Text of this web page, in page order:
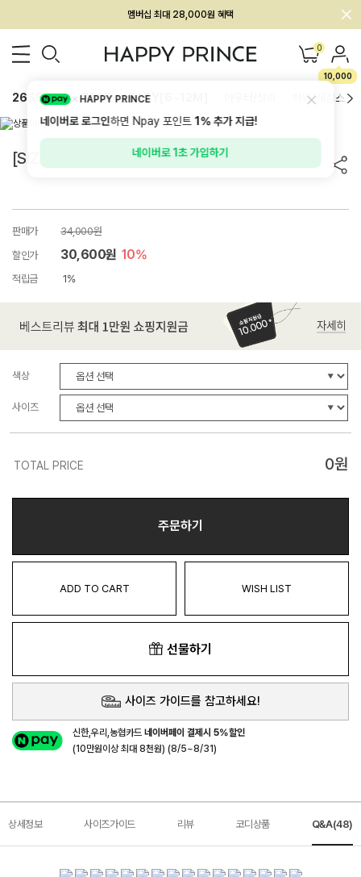
멤버십 최대 28,000원 혜택
0
10,000
26SS 신상 BEST BABY[6~12M] 하의/레깅스
[SIZE ~6Y] 셸리 플리츠 쓰리피스 셋업
판매가
34,000원
할인가
30,600원 10%
적립금 1%
색상
사이즈
TOTAL PRICE 0원
주문하기
ADD TO CART WISH LIST
선물하기
사이즈 가이드를 참고하세요!
신한,우리,농협카드네이버페이 결제시 5%할인
(10만원이상 최대 8천원) (8/5~8/31)
상세정보 사이즈가이드 리뷰 코디상품 Q&A(48)
HAPPY PRINCE
네이버로 로그인하면 Npay 포인트1%추가 지급!
네이버로 1초 가입하기